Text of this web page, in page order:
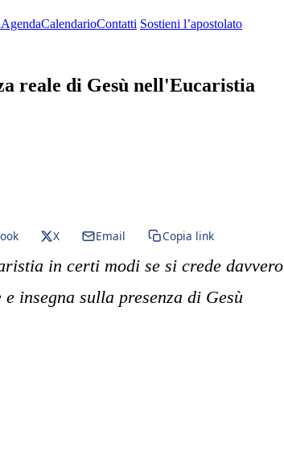
AgendaCalendarioContatti Sostieni l’apostolato
reale di Gesù nell'Eucaristia
X Email Copia link
in certi modi se si crede davvero
insegna sulla presenza di Gesù